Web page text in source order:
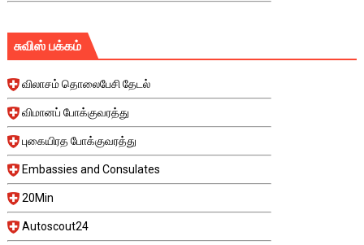
சுவிஸ் பக்கம்
விலாசம் தொலைபேசி தேடல்
விமானப் போக்குவரத்து
புகையிரத போக்குவரத்து
Embassies and Consulates
20Min
Autoscout24